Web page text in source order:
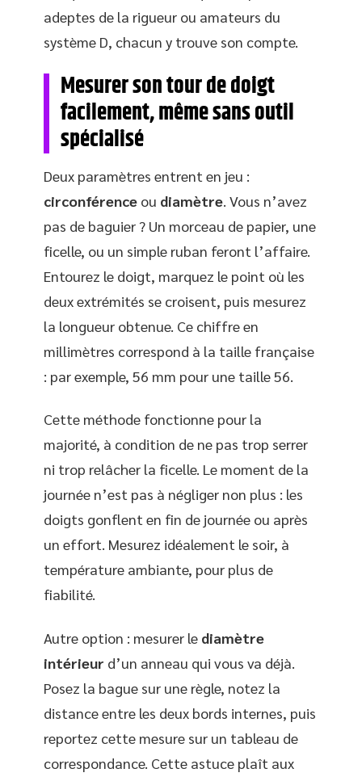
adeptes de la rigueur ou amateurs du
système D, chacun y trouve son compte.
Mesurer son tour de doigt
facilement, même sans outil
spécialisé
Deux paramètres entrent en jeu :
circonférence ou diamètre . Vous n’avez
pas de baguier ? Un morceau de papier, une
ficelle, ou un simple ruban feront l’affaire.
Entourez le doigt, marquez le point où les
deux extrémités se croisent, puis mesurez
la longueur obtenue. Ce chiffre en
millimètres correspond à la taille française
: par exemple, 56 mm pour une taille 56.
Cette méthode fonctionne pour la
majorité, à condition de ne pas trop serrer
ni trop relâcher la ficelle. Le moment de la
journée n’est pas à négliger non plus : les
doigts gonflent en fin de journée ou après
un effort. Mesurez idéalement le soir, à
température ambiante, pour plus de
fiabilité.
Autre option : mesurer le diamètre
intérieur d’un anneau qui vous va déjà.
Posez la bague sur une règle, notez la
distance entre les deux bords internes, puis
reportez cette mesure sur un tableau de
correspondance. Cette astuce plaît aux